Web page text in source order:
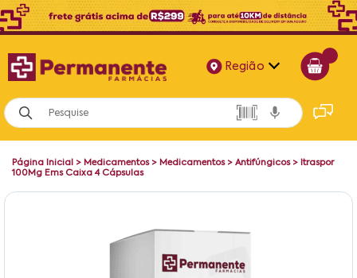
Região
Alagoas
Bahia
Página Inicial > Medicamentos> Medicamentos> Antifúngicos> Itraspor
100Mg Ems Caixa 4 Cápsulas